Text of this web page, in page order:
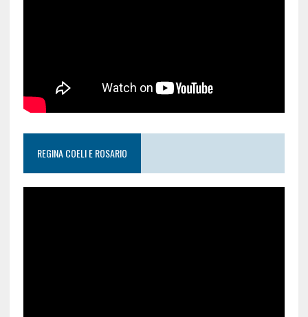
REGINA COELI E ROSARIO